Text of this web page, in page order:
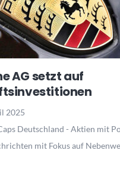
AG setzt auf
2025
Deutschland - Aktien mit
mit Fokus auf